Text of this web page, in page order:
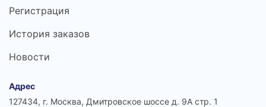
Регистрация
История заказов
Новости
Адрес
127434, г. Москва, Дмитровское шоссе д. 9А стр. 1